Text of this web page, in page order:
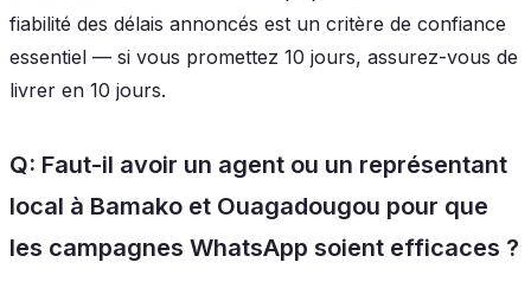
fiabilité des délais annoncés est un critère de confiance
essentiel — si vous promettez 10 jours, assurez-vous de
livrer en 10 jours.
Q: Faut-il avoir un agent ou un représentant
local à Bamako et Ouagadougou pour que
les campagnes WhatsApp soient efficaces ?